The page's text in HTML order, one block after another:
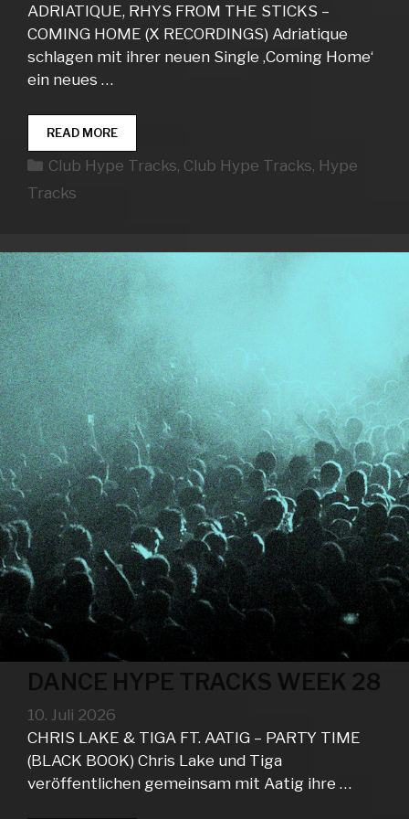
ADRIATIQUE, RHYS FROM THE STICKS –
COMING HOME (X RECORDINGS) Adriatique
schlagen mit ihrer neuen Single ‚Coming Home‘
ein neues …
READ MORECLUB
HYPE
TRACKS
Kategorien
Club Hype Tracks, Club Hype Tracks, Hype
Tracks
DANCE HYPE TRACKS WEEK 28
10. Juli 2026
CHRIS LAKE & TIGA FT. AATIG – PARTY TIME
(BLACK BOOK) Chris Lake und Tiga
veröffentlichen gemeinsam mit Aatig ihre …